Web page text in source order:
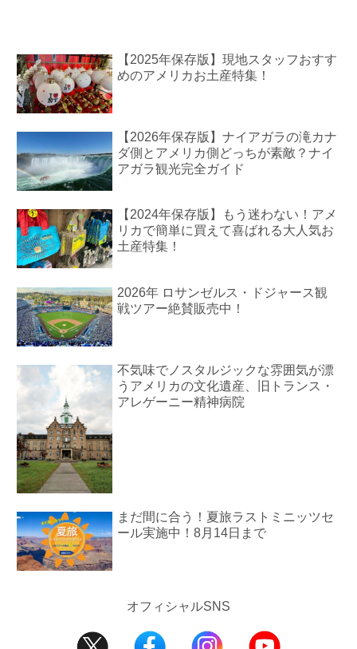
【2025年保存版】現地スタッフおすす
めのアメリカお土産特集！
【2026年保存版】ナイアガラの滝カナ
ダ側とアメリカ側どっちが素敵？ナイ
アガラ観光完全ガイド
【2024年保存版】もう迷わない！アメ
リカで簡単に買えて喜ばれる大人気お
土産特集！
2026年 ロサンゼルス・ドジャース観
戦ツアー絶賛販売中！
不気味でノスタルジックな雰囲気が漂
うアメリカの文化遺産、旧トランス・
アレゲーニー精神病院
まだ間に合う！夏旅ラストミニッツセ
ール実施中！8月14日まで
オフィシャルSNS